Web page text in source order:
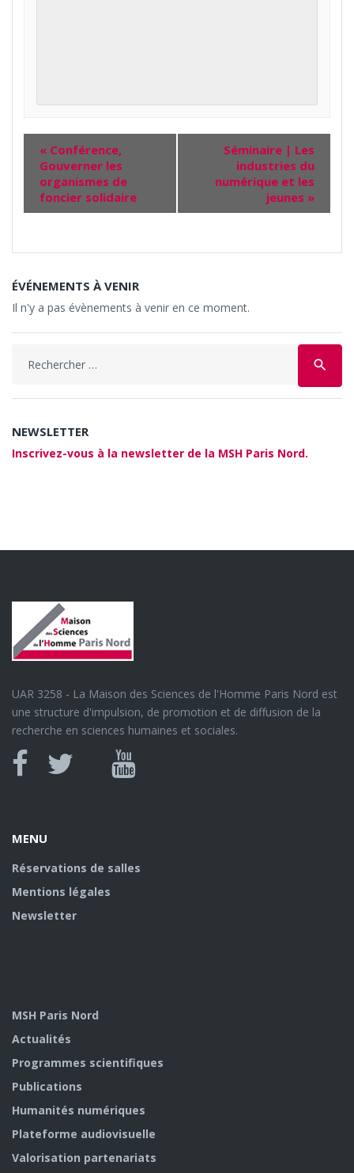
« Conférence,
Gouverner les
organismes de
foncier solidaire
Séminaire | Les
industries du
numérique et les
jeunes »
ÉVÉNEMENTS À VENIR
Il n'y a pas évènements à venir en ce moment.
search
NEWSLETTER
Inscrivez-vous à la newsletter de la MSH Paris Nord.
UAR 3258 - La Maison des Sciences de l'Homme Paris Nord est
une structure d'impulsion, de promotion et de diffusion de la
recherche en sciences humaines et sociales.
Canal
MENU
Réservations de salles
Mentions légales
Newsletter
MSH Paris Nord
Actualités
Programmes scientifiques
Publications
Humanités numériques
Plateforme audiovisuelle
Valorisation partenariats